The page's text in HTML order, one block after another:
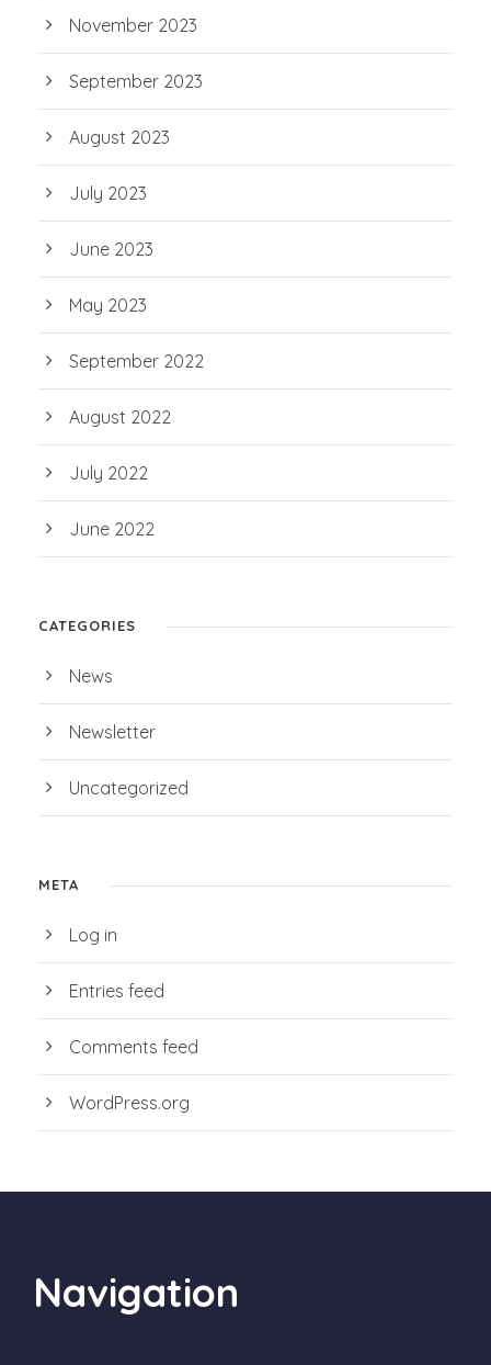
November 2023
September 2023
August 2023
July 2023
June 2023
May 2023
September 2022
August 2022
July 2022
June 2022
CATEGORIES
News
Newsletter
Uncategorized
META
Log in
Entries feed
Comments feed
WordPress.org
Navigation